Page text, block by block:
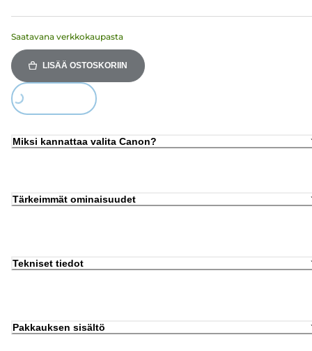
Saatavana verkkokaupasta
LISÄÄ OSTOSKORIIN
Loading...
Miksi kannattaa valita Canon?
Tärkeimmät ominaisuudet
Tekniset tiedot
Pakkauksen sisältö